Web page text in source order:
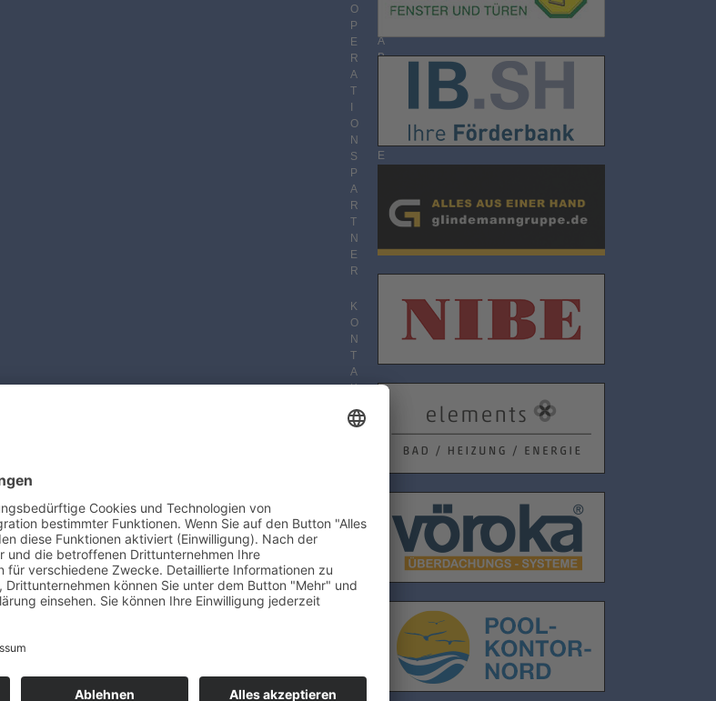
O
P
E
R
A
T
O
N
S
P
A
R
T
N
E
R
K
O
N
T
A
K
S
T
A
B
E